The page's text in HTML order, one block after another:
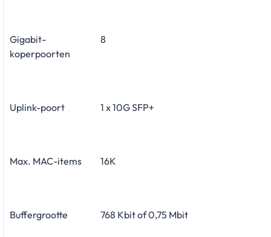
Gigabit-
koperpoorten
8
Uplink-poort 1 x 10G SFP+
Max. MAC-items 16K
Buffergrootte 768 Kbit of 0,75 Mbit